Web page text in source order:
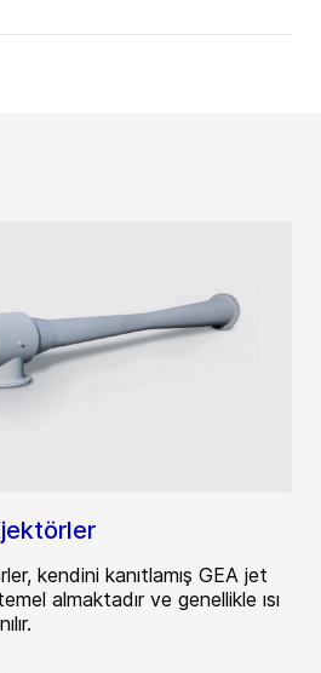
kendini kanıtlamış GEA jet
almaktadır ve genellikle ısı